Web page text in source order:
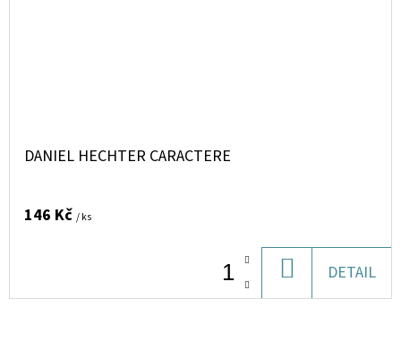
DANIEL HECHTER CARACTERE
146 Kč / ks
KOŠÍKU
DETAIL